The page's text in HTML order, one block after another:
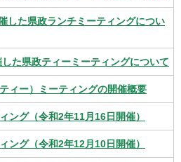
した県政ランチミーティングについ
た県政ティーミーティングについて
ィー）ミーティングの開催概要
ング（令和2年11月16日開催）
ング（令和2年12月10日開催）